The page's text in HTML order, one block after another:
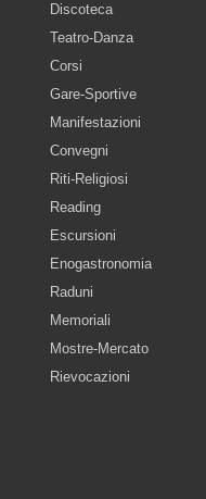
Discoteca
Teatro-Danza
Corsi
Gare-Sportive
Manifestazioni
Convegni
Riti-Religiosi
Reading
Escursioni
Enogastronomia
Raduni
Memoriali
Mostre-Mercato
Rievocazioni